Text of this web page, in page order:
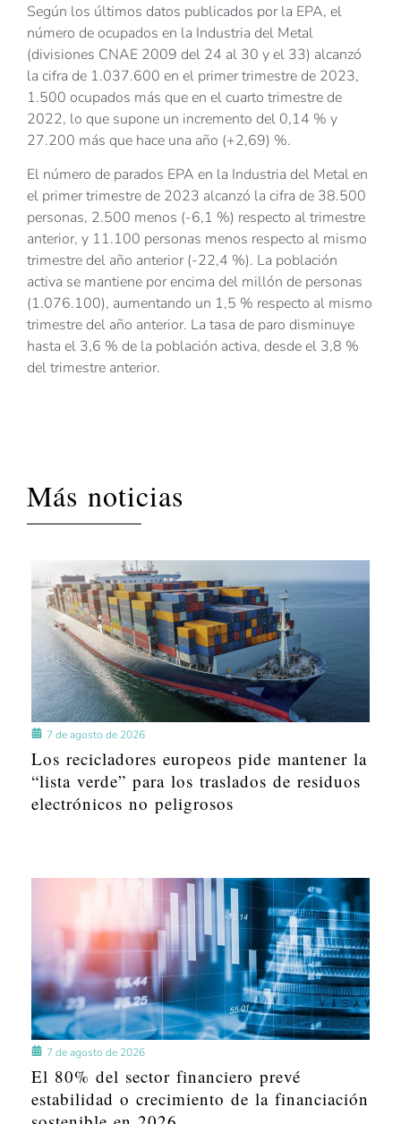
Según los últimos datos publicados por la EPA, el
número de ocupados en la Industria del Metal
(divisiones CNAE 2009 del 24 al 30 y el 33) alcanzó
la cifra de 1.037.600 en el primer trimestre de 2023,
1.500 ocupados más que en el cuarto trimestre de
2022, lo que supone un incremento del 0,14 % y
27.200 más que hace una año (+2,69) %.
El número de parados EPA en la Industria del Metal en
el primer trimestre de 2023 alcanzó la cifra de 38.500
personas, 2.500 menos (-6,1 %) respecto al trimestre
anterior, y 11.100 personas menos respecto al mismo
trimestre del año anterior (-22,4 %). La población
activa se mantiene por encima del millón de personas
(1.076.100), aumentando un 1,5 % respecto al mismo
trimestre del año anterior. La tasa de paro disminuye
hasta el 3,6 % de la población activa, desde el 3,8 %
del trimestre anterior.
Más noticias
7 de agosto de 2026
Los recicladores europeos pide mantener la
“lista verde” para los traslados de residuos
electrónicos no peligrosos
7 de agosto de 2026
El 80% del sector financiero prevé
estabilidad o crecimiento de la financiación